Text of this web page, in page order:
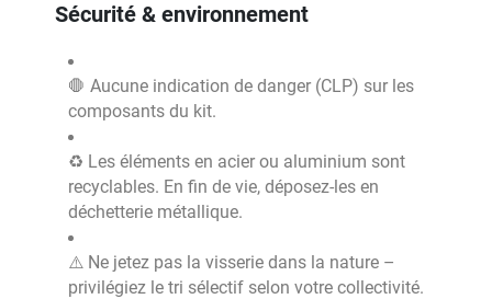
Sécurité & environnement
🛑 Aucune indication de danger (CLP) sur les
composants du kit.
♻️ Les éléments en acier ou aluminium sont
recyclables. En fin de vie, déposez-les en
déchetterie métallique.
⚠️ Ne jetez pas la visserie dans la nature –
privilégiez le tri sélectif selon votre collectivité.